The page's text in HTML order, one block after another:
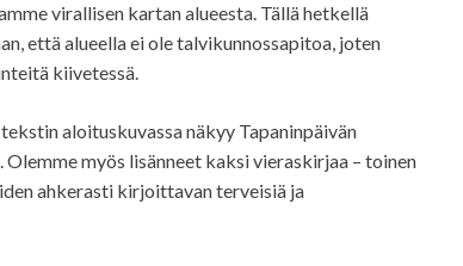
virallisen kartan alueesta. Tällä hetkellä
että alueella ei ole talvikunnossapitoa, joten
kiivetessä.
aloituskuvassa näkyy Tapaninpäivän
myös lisänneet kaksi vieraskirjaa – toinen
ahkerasti kirjoittavan terveisiä ja